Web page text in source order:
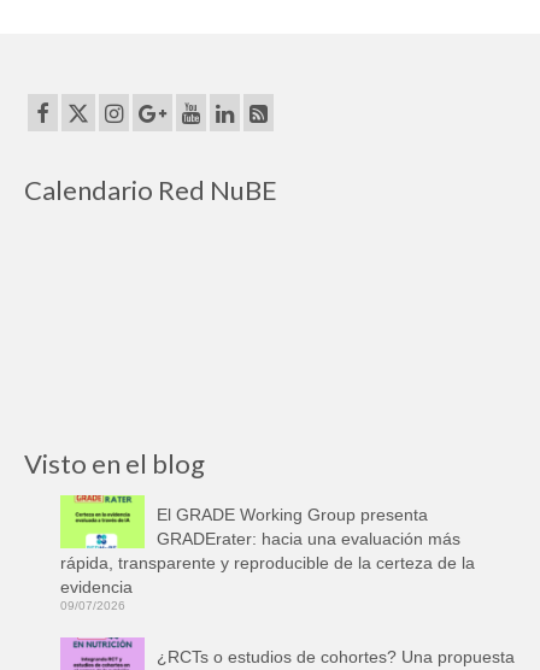
Calendario Red NuBE
Visto en el blog
El GRADE Working Group presenta
GRADErater: hacia una evaluación más
rápida, transparente y reproducible de la certeza de la
evidencia
09/07/2026
¿RCTs o estudios de cohortes? Una propuesta